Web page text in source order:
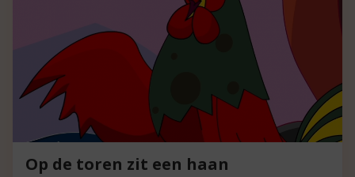
Op de toren zit een haan